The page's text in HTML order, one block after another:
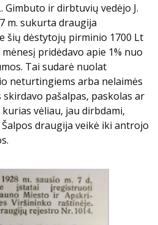
ir dirbtuvių vedėjo J.
m. sukurta draugija
šių dėstytojų pirminio 1700 Lt
pridėdavo apie 1% nuo
Tai sudarė nuolat
neturtingiems arba nelaimės
pašalpas, paskolas ar
vėliau, jau dirbdami,
draugija veikė iki antrojo